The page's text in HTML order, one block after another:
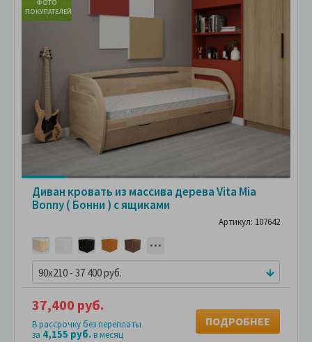
ФОТО
ПОКУПАТЕЛЕЙ
Диван кровать из массива дерева Vita Mia
Bonny ( Бонни ) с ящиками
Артикул: 107642
90x210 - 37 400 руб.
37,400 руб.
В рассрочку без переплаты
за 4,155 руб.в месяц
ПОДРОБНЕЕ